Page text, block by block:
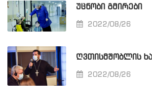
ᲣᲪᲜᲝᲑᲘ ᲒᲛᲘᲠᲔᲑᲘ
2022/08/26
ᲦᲕᲗᲘᲡᲛᲨᲝᲑᲚᲘᲡ
2022/08/26